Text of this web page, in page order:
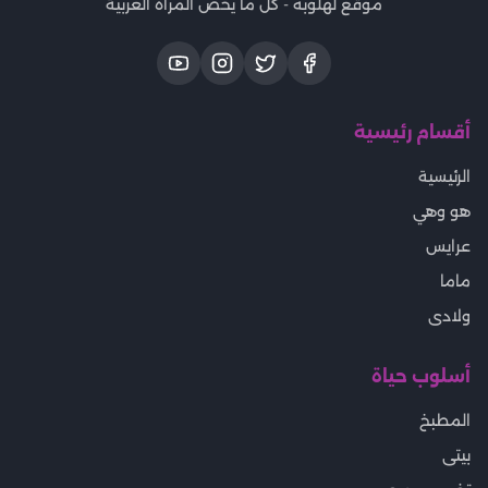
موقع لهلوبه - كل ما يخص المرأة العربية
أقسام رئيسية
الرئيسية
هو وهي
عرايس
ماما
ولادى
أسلوب حياة
المطبخ
بيتى